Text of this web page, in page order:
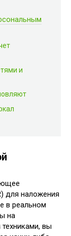
и
для наложения
в реальном
на
вы